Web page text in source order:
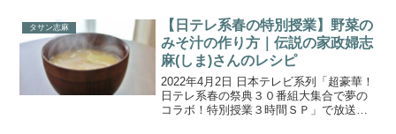
タサン志麻
【日テレ系春の特別授業】野菜の
みそ汁の作り方｜伝説の家政婦志
麻(しま)さんのレシピ
2022年4月2日 日本テレビ系列「超豪華！
日テレ系春の祭典３０番組大集合で夢の
コラボ！特別授業３時間ＳＰ」で放送さ